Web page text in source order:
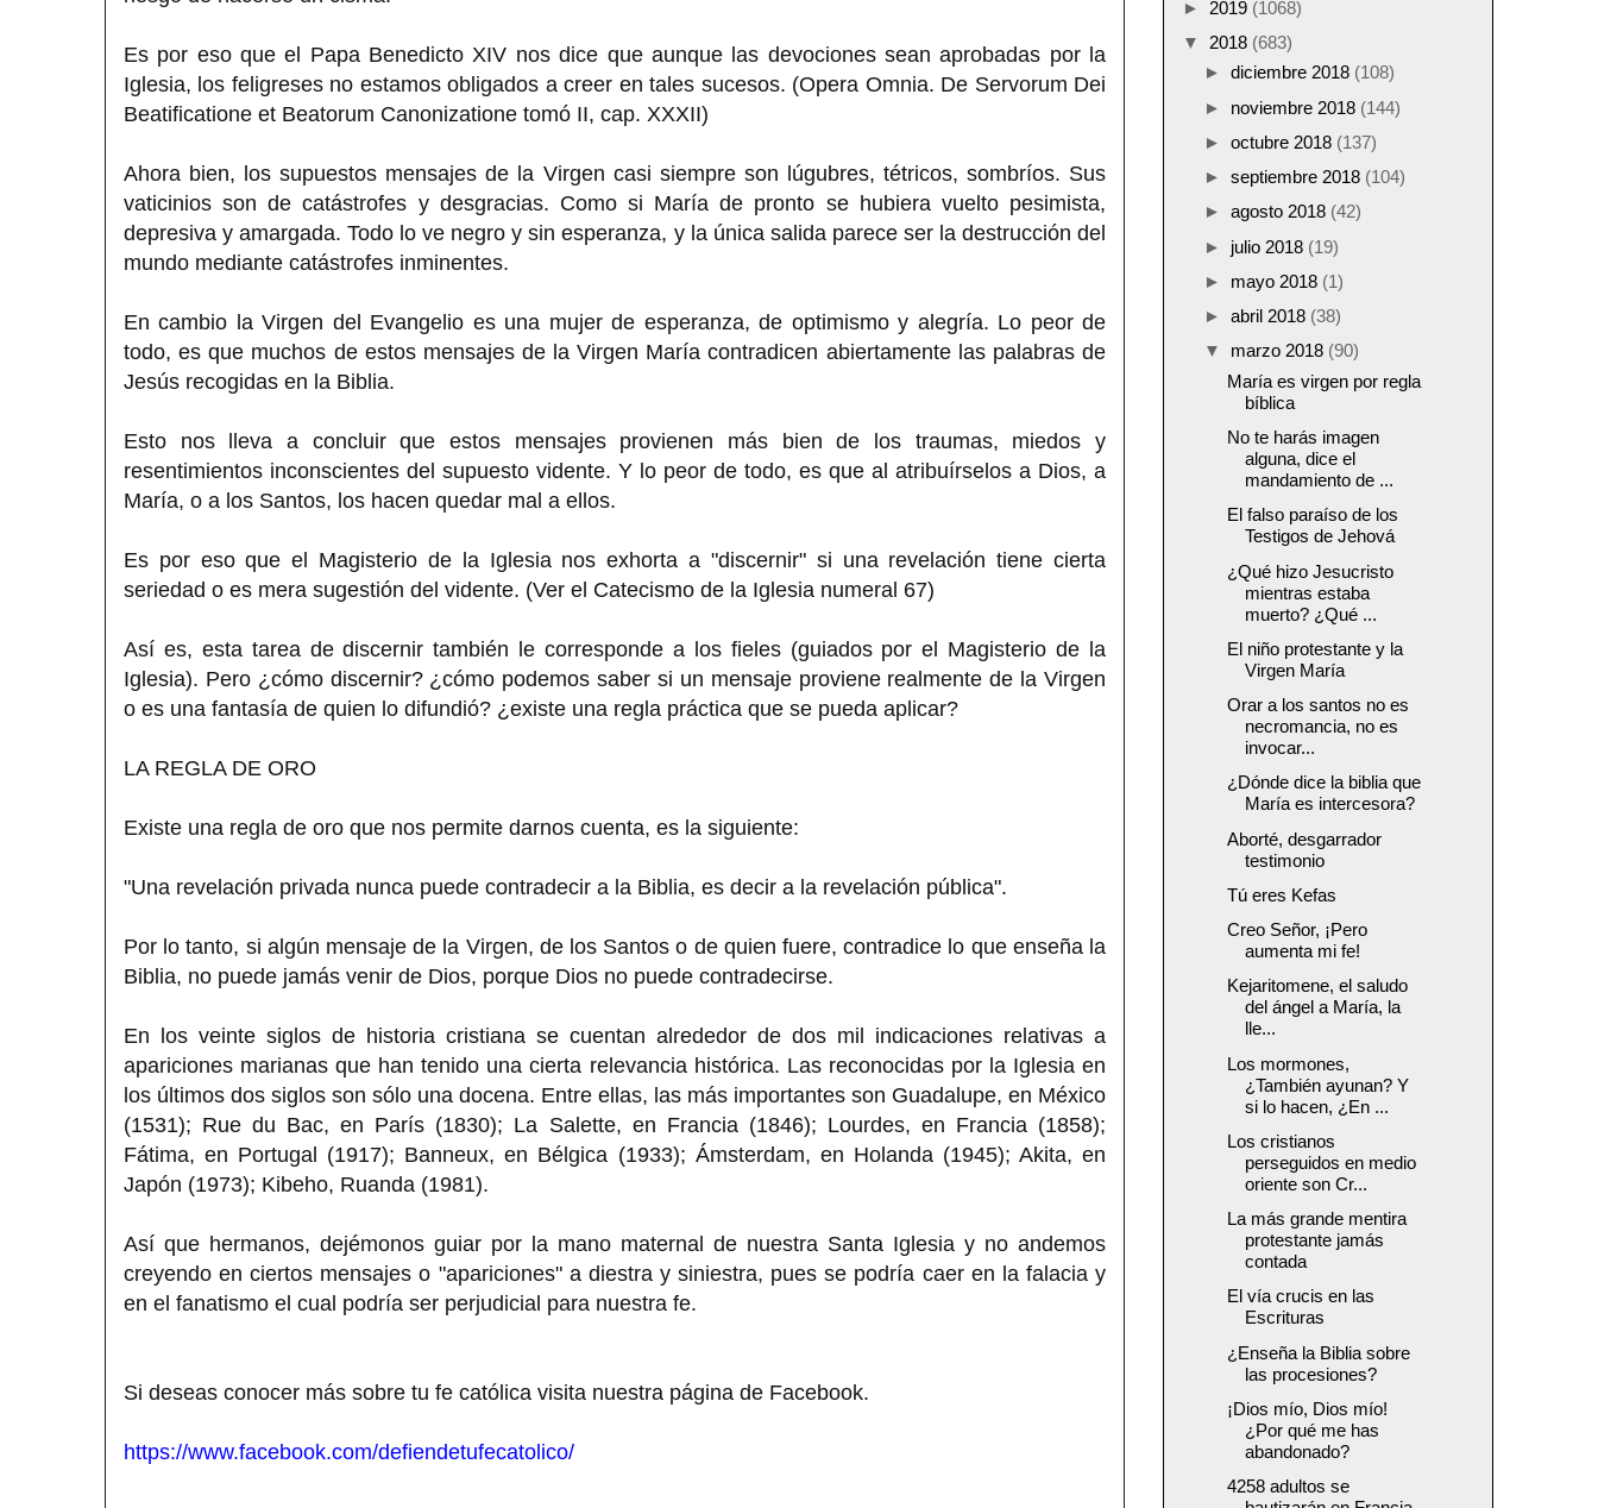
Es por eso que el Papa Benedicto XIV nos dice que aunque las devociones sean aprobadas por la
Iglesia, los feligreses no estamos obligados a creer en tales sucesos. (Opera Omnia. De Servorum Dei
Beatificatione et Beatorum Canonizatione tomó II, cap. XXXII)
Ahora bien, los supuestos mensajes de la Virgen casi siempre son lúgubres, tétricos, sombríos. Sus
vaticinios son de catástrofes y desgracias. Como si María de pronto se hubiera vuelto pesimista,
depresiva y amargada. Todo lo ve negro y sin esperanza, y la única salida parece ser la destrucción del
mundo mediante catástrofes inminentes.
En cambio la Virgen del Evangelio es una mujer de esperanza, de optimismo y alegría. Lo peor de
todo, es que muchos de estos mensajes de la Virgen María contradicen abiertamente las palabras de
Jesús recogidas en la Biblia.
Esto nos lleva a concluir que estos mensajes provienen más bien de los traumas, miedos y
resentimientos inconscientes del supuesto vidente. Y lo peor de todo, es que al atribuírselos a Dios, a
María, o a los Santos, los hacen quedar mal a ellos.
Es por eso que el Magisterio de la Iglesia nos exhorta a "discernir" si una revelación tiene cierta
seriedad o es mera sugestión del vidente. (Ver el Catecismo de la Iglesia numeral 67)
Así es, esta tarea de discernir también le corresponde a los fieles (guiados por el Magisterio de la
Iglesia). Pero ¿cómo discernir? ¿cómo podemos saber si un mensaje proviene realmente de la Virgen
o es una fantasía de quien lo difundió? ¿existe una regla práctica que se pueda aplicar?
LA REGLA DE ORO
Existe una regla de oro que nos permite darnos cuenta, es la siguiente:
"Una revelación privada nunca puede contradecir a la Biblia, es decir a la revelación pública".
Por lo tanto, si algún mensaje de la Virgen, de los Santos o de quien fuere, contradice lo que enseña la
Biblia, no puede jamás venir de Dios, porque Dios no puede contradecirse.
En los veinte siglos de historia cristiana se cuentan alrededor de dos mil indicaciones relativas a
apariciones marianas que han tenido una cierta relevancia histórica. Las reconocidas por la Iglesia en
los últimos dos siglos son sólo una docena. Entre ellas, las más importantes son Guadalupe, en México
(1531); Rue du Bac, en París (1830); La Salette, en Francia (1846); Lourdes, en Francia (1858);
Fátima, en Portugal (1917); Banneux, en Bélgica (1933); Ámsterdam, en Holanda (1945); Akita, en
Japón (1973); Kibeho, Ruanda (1981).
Así que hermanos, dejémonos guiar por la mano maternal de nuestra Santa Iglesia y no andemos
creyendo en ciertos mensajes o "apariciones" a diestra y siniestra, pues se podría caer en la falacia y
en el fanatismo el cual podría ser perjudicial para nuestra fe.
Si deseas conocer más sobre tu fe católica visita nuestra página de Facebook.
https://www.facebook.com/defiendetufecatolico/
► 2019 (1068)
▼ 2018 (683)
► diciembre 2018 (108)
► noviembre 2018 (144)
► octubre 2018 (137)
► septiembre 2018 (104)
► agosto 2018 (42)
► julio 2018 (19)
► mayo 2018 (1)
► abril 2018 (38)
▼ marzo 2018 (90)
María es virgen por regla
bíblica
No te harás imagen
alguna, dice el
mandamiento de ...
El falso paraíso de los
Testigos de Jehová
¿Qué hizo Jesucristo
mientras estaba
muerto? ¿Qué ...
El niño protestante y la
Virgen María
Orar a los santos no es
necromancia, no es
invocar...
¿Dónde dice la biblia que
María es intercesora?
Aborté, desgarrador
testimonio
Tú eres Kefas
Creo Señor, ¡Pero
aumenta mi fe!
Kejaritomene, el saludo
del ángel a María, la
lle...
Los mormones,
¿También ayunan? Y
si lo hacen, ¿En ...
Los cristianos
perseguidos en medio
oriente son Cr...
La más grande mentira
protestante jamás
contada
El vía crucis en las
Escrituras
¿Enseña la Biblia sobre
las procesiones?
¡Dios mío, Dios mío!
¿Por qué me has
abandonado?
4258 adultos se